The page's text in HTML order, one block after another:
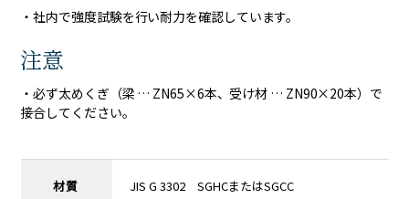
・社内で強度試験を行い耐力を確認しています。
注意
・必ず太めくぎ（梁 … ZN65×6本、受け材 … ZN90×20本）で
接合してください。
材質 JIS G 3302 SGHCまたはSGCC